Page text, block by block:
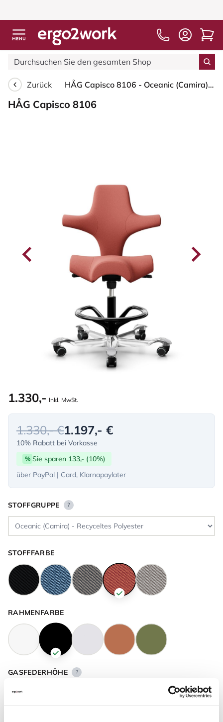
Zurück HÅG Capisco 8106 - Oceanic (Camira) - Recyceltes Polyester - OCI012 - Orange-red - Schwarz - 265 mm (Sitzhöhe 53-79cm) - Harte Rollen für weiche Böden
HÅG Capisco 8106
1.330,- Inkl. MwSt.
1.330,- €1.197,- €
10% Rabatt bei Vorkasse
% Sie sparen 133,- (10%)
über PayPal | Card, Klarnapaylater
STOFFGRUPPE ?
STOFFFARBE
RAHMENFARBE
GASFEDERHÖHE ?